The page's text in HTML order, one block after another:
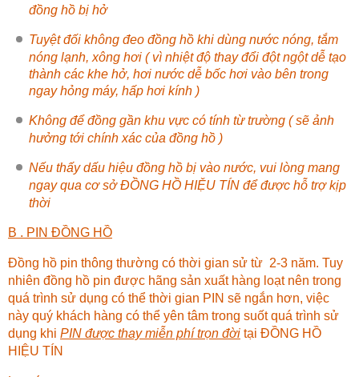
đồng hồ bị hở
Tuyệt đối không đeo đồng hồ khi dùng nước nóng, tắm
nóng lạnh, xông hơi ( vì nhiệt độ thay đổi đột ngột dễ tạo
thành các khe hở, hơi nước dễ bốc hơi vào bên trong
ngay hỏng máy, hấp hơi kính )
Không để đồng gần khu vực có tính từ trường ( sẽ ảnh
hưởng tới chính xác của đồng hồ )
Nếu thấy dấu hiệu đồng hồ bị vào nước, vui lòng mang
ngay qua cơ sởĐỒNG HỒ HIỆU TÍN để được hỗ trợ kịp
thời
B . PIN ĐỒNG HỒ
Đồng hồ pin thông thường có thời gian sử từ 2-3 năm. Tuy
nhiên đồng hồ pin được hãng sản xuất hàng loạt nên trong
quá trình sử dụng có thể thời gian PIN sẽ ngắn hơn, việc
này quý khách hàng có thể yên tâm trong suốt quá trình sử
dụng khi PIN được thay miễn phí trọn đời tại ĐỒNG HỒ
HIỆU TÍN